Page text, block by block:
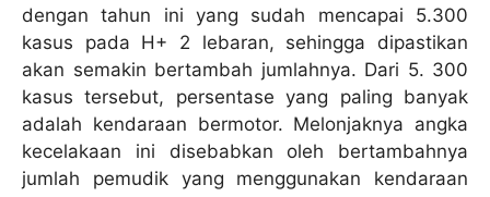
dengan tahun ini yang sudah mencapai 5.300
kasus pada H+ 2 lebaran, sehingga dipastikan
akan semakin bertambah jumlahnya. Dari 5. 300
kasus tersebut, persentase yang paling banyak
adalah kendaraan bermotor. Melonjaknya angka
kecelakaan ini disebabkan oleh bertambahnya
jumlah pemudik yang menggunakan kendaraan